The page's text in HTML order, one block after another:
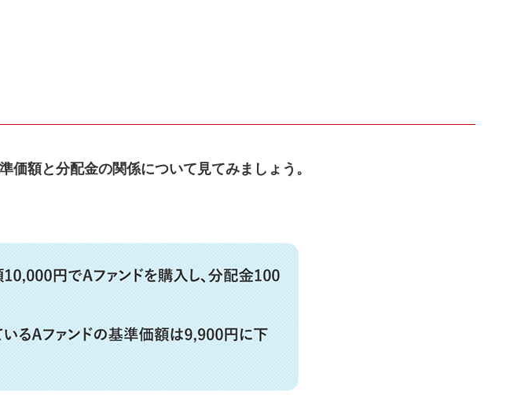
額と分配金の関係について見てみましょう。